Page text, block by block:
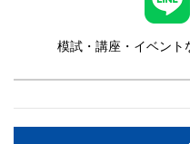
模試・講座・イベント